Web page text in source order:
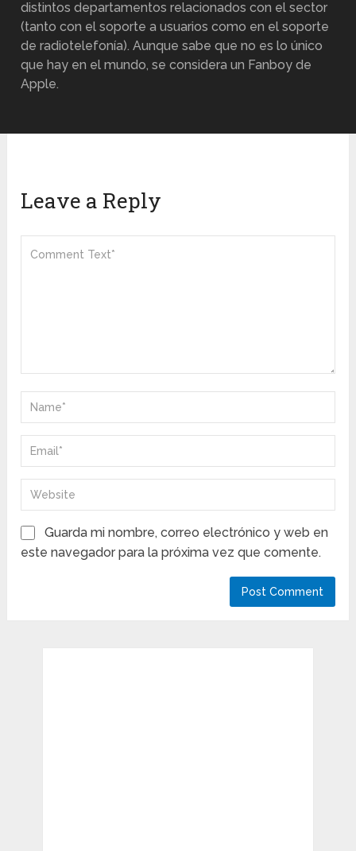
distintos departamentos relacionados con el sector
(tanto con el soporte a usuarios como en el soporte
de radiotelefonía). Aunque sabe que no es lo único
que hay en el mundo, se considera un Fanboy de
Apple.
Leave a Reply
Guarda mi nombre, correo electrónico y web en
este navegador para la próxima vez que comente.